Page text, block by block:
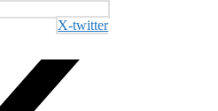
X-twitter